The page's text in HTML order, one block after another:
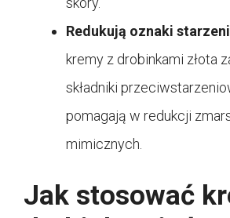
Redukują oznaki
kremy z drobinkami złota
składniki
pomagają w redukcji
mimicznych.
Jak stosować